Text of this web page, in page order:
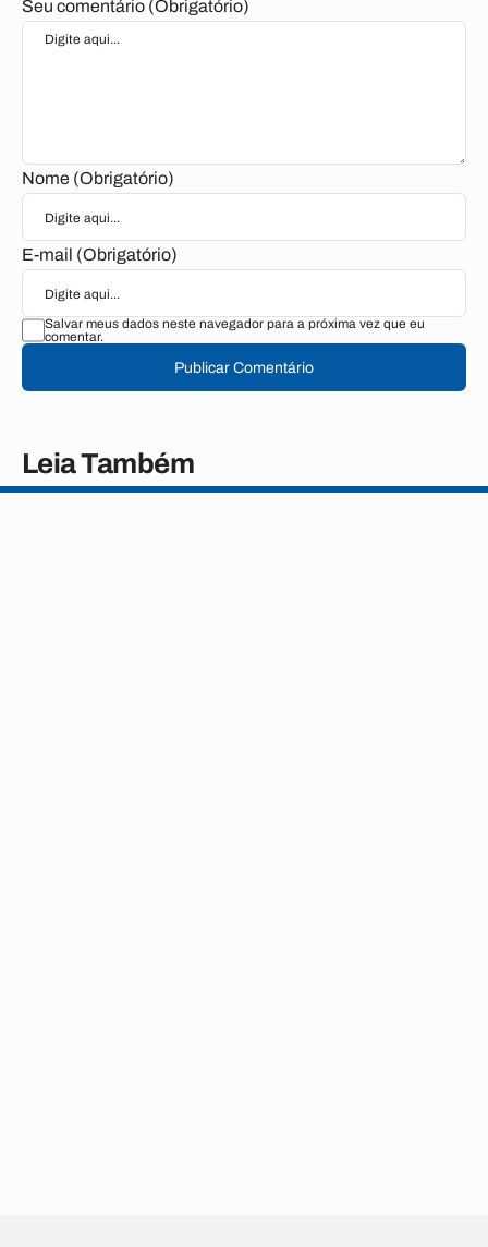
Seu comentário (Obrigatório)
Nome (Obrigatório)
E-mail (Obrigatório)
Salvar meus dados neste navegador para a próxima vez que eu
comentar.
Publicar Comentário
Leia Também